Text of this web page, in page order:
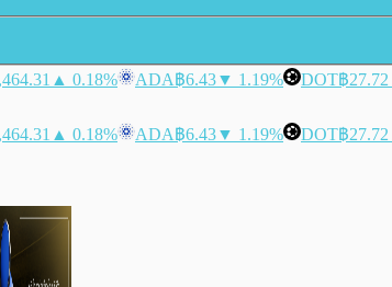
▲ 0.18% ADA฿6.43▼ 1.19% DOT฿27.72
▲ 0.18% ADA฿6.43▼ 1.19% DOT฿27.72